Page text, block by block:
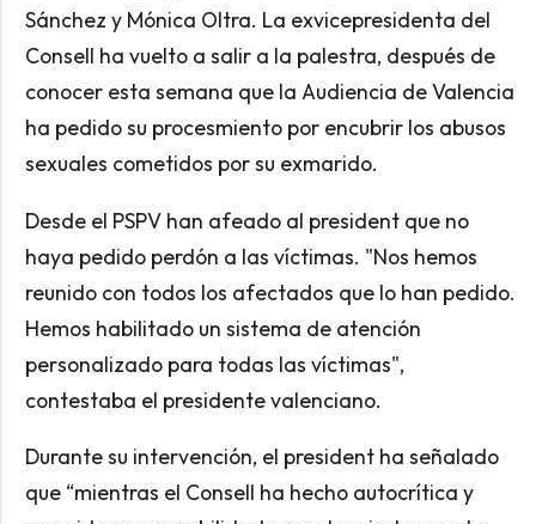
Sánchez y Mónica Oltra. La exvicepresidenta del
Consell ha vuelto a salir a la palestra, después de
conocer esta semana que la Audiencia de Valencia
ha pedido su procesmiento por encubrir los abusos
sexuales cometidos por su exmarido.
Desde el PSPV han afeado al president que no
haya pedido perdón a las víctimas. "Nos hemos
reunido con todos los afectados que lo han pedido.
Hemos habilitado un sistema de atención
personalizado para todas las víctimas",
contestaba el presidente valenciano.
Durante su intervención, el president ha señalado
que “mientras el Consell ha hecho autocrítica y